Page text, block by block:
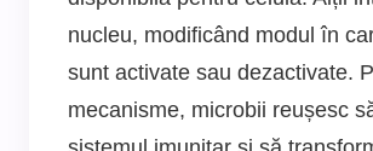
nucleu, modificând modul în
sunt activate sau dezactivate.
mecanisme, microbii reușesc